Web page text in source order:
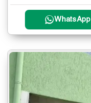
WhatsApp